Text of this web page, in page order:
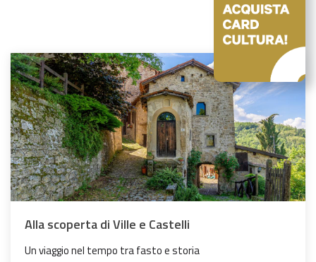
Alla scoperta di Ville e Castelli
Un viaggio nel tempo tra fasto e storia